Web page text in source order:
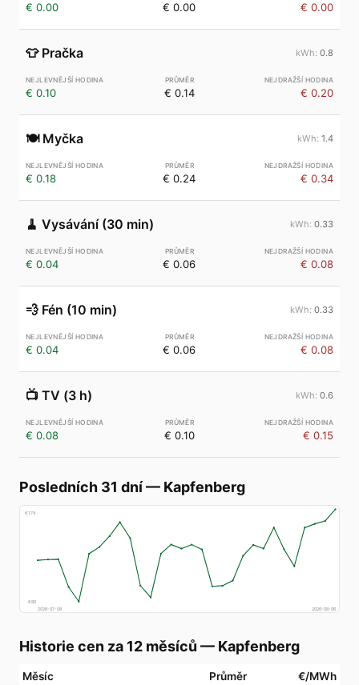
€ 0.00 € 0.00 € 0.00
👕 Pračka 0.8
€ 0.10 € 0.14 € 0.20
🍽️ Myčka 1.4
€ 0.18 € 0.24 € 0.34
🧹 Vysávání (30 min) 0.33
€ 0.04 € 0.06 € 0.08
💨 Fén (10 min) 0.33
€ 0.04 € 0.06 € 0.08
📺 TV (3 h) 0.6
€ 0.08 € 0.10 € 0.15
Posledních 31 dní— Kapfenberg
€174
€80
2026-07-08
2026-08-06
Historie cen za 12 měsíců — Kapfenberg
Měsíc Průměr €/MWh